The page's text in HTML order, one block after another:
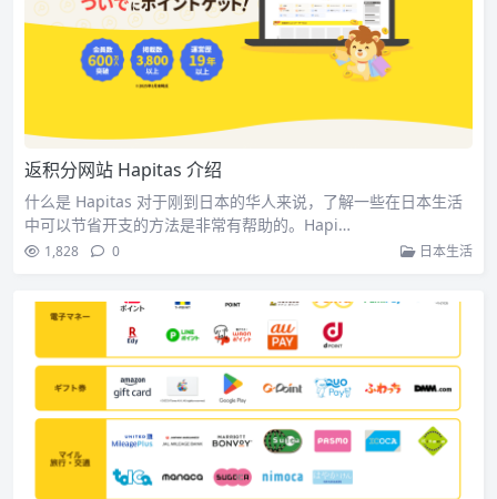
返积分网站 Hapitas 介绍
什么是 Hapitas 对于刚到日本的华人来说，了解一些在日本生活
中可以节省开支的方法是非常有帮助的。Hapi…
1,828 0 日本生活